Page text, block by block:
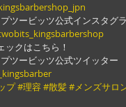
ツービッツ公式インスタグ
ックはこちら！
ツービッツ公式ツイッター
プ#理容 #散髪#メンズサロ